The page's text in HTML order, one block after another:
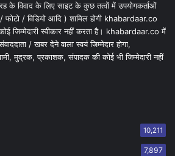
के विवाद के लिए साइट के कुछ तत्वों में उपयोगकर्ताओं
/ फोटो / विडियो आदि ) शामिल होगी khabardaar.co
जिम्मेदारी स्वीकार नहीं करता है। khabardaar.co में
/ खबर देने वाला स्वयं जिम्मेदार होगा,
मुद्रक, प्रकाशक, संपादक की कोई भी जिम्मेदारी नहीं
10,211
7,897